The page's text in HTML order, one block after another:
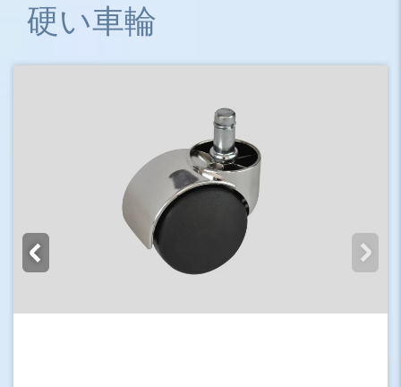
硬い車輪